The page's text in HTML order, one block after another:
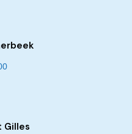
Gilles